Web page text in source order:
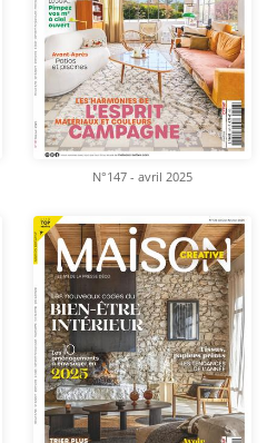
N°147 - avril 2025